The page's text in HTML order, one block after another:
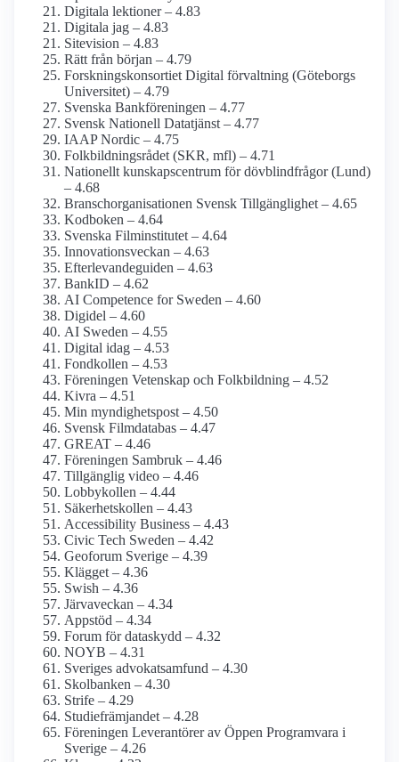
Digitala lektioner – 4.83
Digitala jag – 4.83
Sitevision – 4.83
Rätt från början – 4.79
Forsknings­konsortiet Digital förvaltning (Göteborgs
Universitet) – 4.79
Svenska Bankföreningen – 4.77
Svensk Nationell Datatjänst – 4.77
IAAP Nordic – 4.75
Folkbildnings­rådet (SKR, mfl) – 4.71
Nationellt kunskapsc­entrum för dövblind­frågor (Lund)
– 4.68
Branschorganisationen Svensk Tillgänglighet – 4.65
Kodboken – 4.64
Svenska Film­institutet – 4.64
Innovationsveckan – 4.63
Efterlevande­guiden – 4.63
BankID – 4.62
AI Competence for Sweden – 4.60
Digidel – 4.60
AI Sweden – 4.55
Digital idag – 4.53
Fondkollen – 4.53
Föreningen Vetenskap och Folkbildning – 4.52
Kivra – 4.51
Min myndighets­post – 4.50
Svensk Film­databas – 4.47
GREAT – 4.46
Föreningen Sambruk – 4.46
Tillgänglig video – 4.46
Lobbykollen – 4.44
Säkerhetskollen – 4.43
Accessibility Business – 4.43
Civic Tech Sweden – 4.42
Geoforum Sverige – 4.39
Klägget – 4.36
Swish – 4.36
Järvaveckan – 4.34
Appstöd – 4.34
Forum för dataskydd – 4.32
NOYB – 4.31
Sveriges advokat­samfund – 4.30
Skolbanken – 4.30
Strife – 4.29
Studiefrämjandet – 4.28
Föreningen Leverantörer av Öppen Programvara i
Sverige – 4.26